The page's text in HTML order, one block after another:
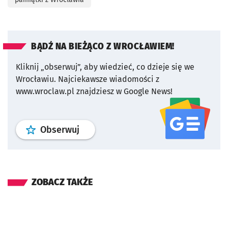
BĄDŹ NA BIEŻĄCO Z WROCŁAWIEM!
Kliknij „obserwuj”, aby wiedzieć, co dzieje się we
Wrocławiu. Najciekawsze wiadomości z
www.wroclaw.pl znajdziesz w Google News!
Obserwuj profil serwisu
ZOBACZ TAKŻE